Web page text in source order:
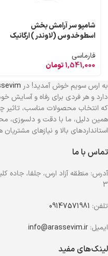
شامپو سر آرامش بخش
اسطوخدوس (لاوندر ) ارگانیک
فارماسی
1,541,000تومان
به ارس سویم خوش آمدید! در
دارد و هر فردی برای رفاه و آسایش
که انتخاب محصولات مناسب، تاثیر
همین دلیل، ما با دقت و دلسوزی،
استانداردهای بالا و نیازهای
تماس با ما
آدرس: منطقه آزاد ارس، جلفا، جاده
3
تلفن: 09147571981
ایمیل: info@arassevim.ir
لینک‌های مفید